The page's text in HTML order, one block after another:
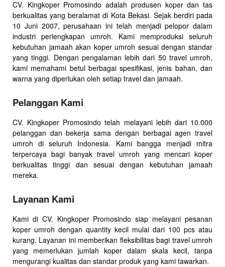
CV. Kingkoper Promosindo adalah produsen koper dan tas
berkualitas yang beralamat di Kota Bekasi. Sejak berdiri pada
10 Juni 2007, perusahaan ini telah menjadi pelopor dalam
industri perlengkapan umroh. Kami memproduksi seluruh
kebutuhan jamaah akan koper umroh sesuai dengan standar
yang tinggi. Dengan pengalaman lebih dari 50 travel umroh,
kami memahami betul berbagai spesifikasi, jenis bahan, dan
warna yang diperlukan oleh setiap travel dan jamaah.
Pelanggan Kami
CV. Kingkoper Promosindo telah melayani lebih dari 10.000
pelanggan dan bekerja sama dengan berbagai agen travel
umroh di seluruh Indonesia. Kami bangga menjadi mitra
terpercaya bagi banyak travel umroh yang mencari koper
berkualitas tinggi dan sesuai dengan kebutuhan jamaah
mereka.
Layanan Kami
Kami di CV. Kingkoper Promosindo siap melayani pesanan
koper umroh dengan quantity kecil mulai dari 100 pcs atau
kurang. Layanan ini memberikan fleksibilitas bagi travel umroh
yang memerlukan jumlah koper dalam skala kecil, tanpa
mengurangi kualitas dan standar produk yang kami tawarkan.